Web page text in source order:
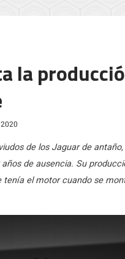
la
de los Jaguar de
de ausencia. Su
el motor cuando se